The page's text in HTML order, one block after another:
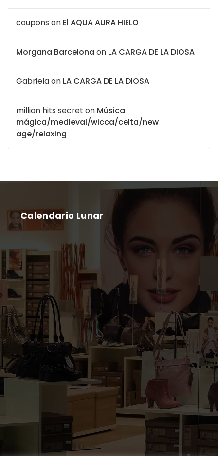
coupons on El AQUA AURA HIELO
Morgana Barcelona on LA CARGA DE LA DIOSA
Gabrielaon LA CARGA DE LA DIOSA
million hits secret on Música
mágica/medieval/wicca/celta/new
age/relaxing
Calendario Lunar